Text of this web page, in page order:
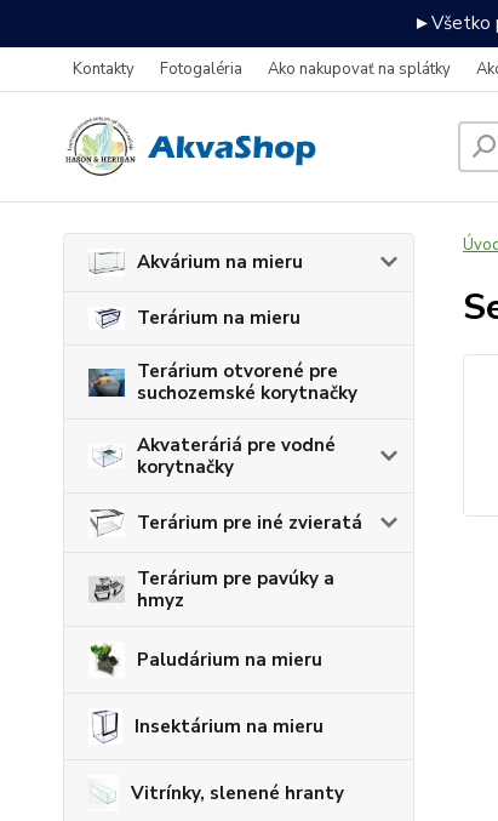
►Všetko
Kontakty Fotogaléria Ako nakupovať na splátky
Akvárium na mieru
Terárium na mieru
Terárium otvorené pre
suchozemské korytnačky
Akvateráriá pre vodné
korytnačky
Terárium pre iné zvieratá
Terárium pre pavúky a
hmyz
Paludárium na mieru
Insektárium na mieru
Vitrínky, slenené hranty